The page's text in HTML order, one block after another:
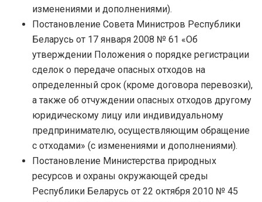
изменениями и дополнениями).
Постановление Совета Министров Республики
Беларусь от 17 января 2008 № 61 «Об
утверждении Положения о порядке регистрации
сделок о передаче опасных отходов на
определенный срок (кроме договора перевозки),
а также об отчуждении опасных отходов другому
юридическому лицу или индивидуальному
предпринимателю, осуществляющим обращение
с отходами» (с изменениями и дополнениями).
Постановление Министерства природных
ресурсов и охраны окружающей среды
Республики Беларусь от 22 октября 2010 № 45